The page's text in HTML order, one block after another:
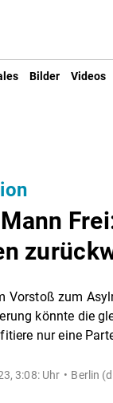
Bilder Videos
Vorstoß zum
könnte die
nur eine
3:08: Uhr Berlin